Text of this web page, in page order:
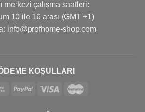
merkezi çalışma saatleri:
10 ile 16 arası (GMT +1)
info@profhome-shop.com
KOŞULLARI